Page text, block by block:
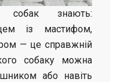
собак знають:
із мастифом,
— це справжній
собаку можна
або навіть